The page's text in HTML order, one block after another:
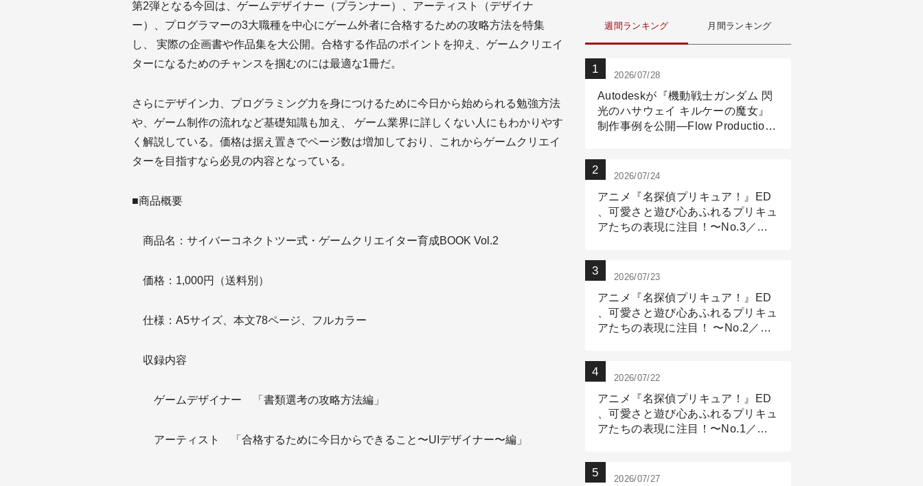
第2弾となる今回は、ゲームデザイナー（プランナー）、アーティスト（デザイナ
ー）、プログラマーの3大職種を中心にゲーム外者に合格するための攻略方法を特集
し、 実際の企画書や作品集を大公開。合格する作品のポイントを抑え、ゲームクリエイ
ターになるためのチャンスを掴むのには最適な1冊だ。
さらにデザイン力、プログラミング力を身につけるために今日から始められる勉強方法
や、ゲーム制作の流れなど基礎知識も加え、 ゲーム業界に詳しくない人にもわかりやす
く解説している。価格は据え置きでページ数は増加しており、これからゲームクリエイ
ターを目指すなら必見の内容となっている。
■商品概要
商品名：サイバーコネクトツー式・ゲームクリエイター育成BOOK Vol.2
価格：1,000円（送料別）
仕様：A5サイズ、本文78ページ、フルカラー
収録内容
ゲームデザイナー 「書類選考の攻略方法編」
アーティスト 「合格するために今日からできること〜UIデザイナー〜編」
週間ランキング 月間ランキング
2026/07/28
Autodeskが『機動戦士ガンダム 閃
光のハサウェイ キルケーの魔女』
制作事例を公開―Flow Production
2026/07/24
アニメ『名探偵プリキュア！』ED
、可愛さと遊び心あふれるプリキュ
アたちの表現に注目！〜No.3／ア
2026/07/23
アニメ『名探偵プリキュア！』ED
、可愛さと遊び心あふれるプリキュ
アたちの表現に注目！ 〜No.2／モ
2026/07/22
アニメ『名探偵プリキュア！』ED
、可愛さと遊び心あふれるプリキュ
アたちの表現に注目！〜No.1／演
2026/07/27